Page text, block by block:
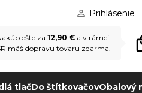
Prihlásenie
ešte za 12,90 € a v rámci
máš dopravu tovaru zdarma.
tlačDo štítkovačovObalový